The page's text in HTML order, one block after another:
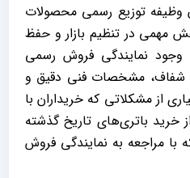
وظیفه توزیع رسمی محصولات
مهمی در تنظیم بازار و حفظ
نمایندگی فروش رسمی
مشخصات فنی دقیق و
از مشکلاتی که خریداران با
باتری‌های تاریخ ‌گذشته
مراجعه به نمایندگی فروش